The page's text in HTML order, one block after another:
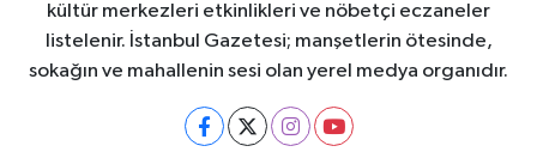
kültür merkezleri etkinlikleri ve nöbetçi eczaneler
listelenir. İstanbul Gazetesi; manşetlerin ötesinde,
sokağın ve mahallenin sesi olan yerel medya organıdır.